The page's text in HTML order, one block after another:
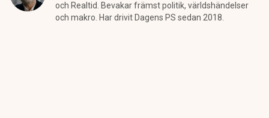
och Realtid. Bevakar främst politik, världshändelser
och makro. Har drivit Dagens PS sedan 2018.